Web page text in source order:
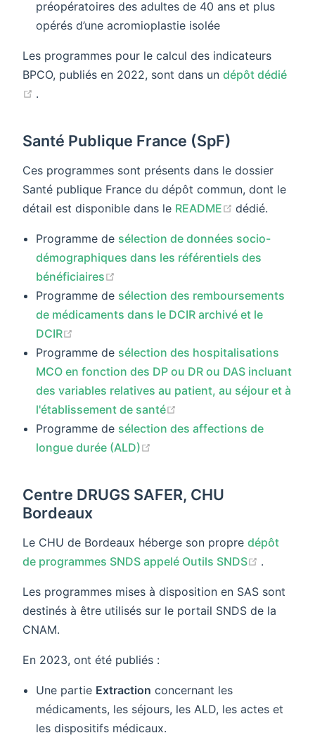
préopératoires des adultes de 40 ans et plus
opérés d’une acromioplastie isolée
Les programmes pour le calcul des indicateurs
BPCO, publiés en 2022, sont dans un dépôt dédié
(opens new window)
.
Santé Publique France (SpF)
Ces programmes sont présents dans le dossier
Santé publique France du dépôt commun, dont le
détail est disponible dans le README (opens new
dédié.
Programme de sélection de données socio-
démographiques dans les référentiels des
bénéficiaires
Programme de sélection des remboursements
de médicaments dans le DCIR archivé et le
DCIR
Programme de sélection des hospitalisations
MCO en fonction des DP ou DR ou DAS incluant
des variables relatives au patient, au séjour et à
l'établissement de santé
Programme de sélection des affections de
longue durée (ALD)
Centre DRUGS SAFER, CHU
Bordeaux
Le CHU de Bordeaux héberge son propre dépôt
de programmes SNDS appelé Outils SNDS
(opens
.
Les programmes mises à disposition en SAS sont
destinés à être utilisés sur le portail SNDS de la
CNAM.
En 2023, ont été publiés :
Une partie Extraction concernant les
médicaments, les séjours, les ALD, les actes et
les dispositifs médicaux.